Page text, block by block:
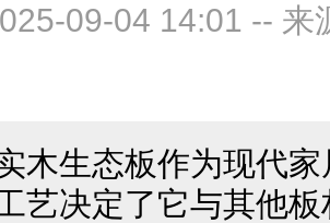
09-04 14:01 -- 来
木生态板作为现代
艺决定了它与其他